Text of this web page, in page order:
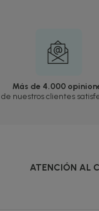
Más de 4.000
de nuestros clientes
ATENCIÓN AL